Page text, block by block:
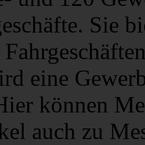
Sie
eine
können
auch zu